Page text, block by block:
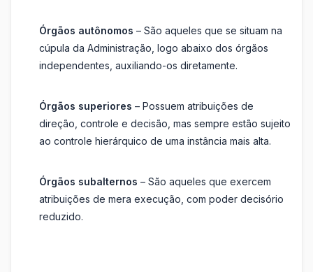
Órgãos autônomos – São aqueles que se situam na
cúpula da Administração, logo abaixo dos órgãos
independentes, auxiliando-os diretamente.
Órgãos superiores – Possuem atribuições de
direção, controle e decisão, mas sempre estão sujeito
ao controle hierárquico de uma instância mais alta.
Órgãos subalternos – São aqueles que exercem
atribuições de mera execução, com poder decisório
reduzido.